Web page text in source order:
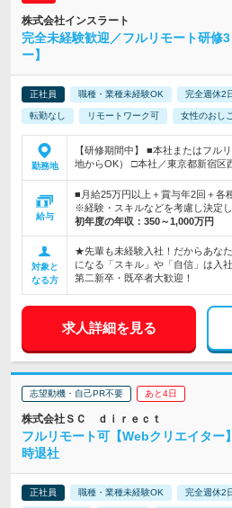
株式会社インスラート
完全未経験歓迎／フルリモート研修
ー】
正社員 職種・業種未経験OK 完全週休2
転勤なし リモートワーク可 女性のおし
勤務地
【研修期間中】 ■本社またはフル
地からOK） □本社／東京都新宿区
給与
■月給25万円以上＋賞与年2回＋各
※経験・スキルなどを考慮し決定
初年度の年収： 350～1,000万円
対象と
なる方
★先輩も未経験入社！だからあな
になる「スキル」や「自信」は入
第二新卒・既卒者大歓迎！
求人詳細を見る
志望動機・自己PR不要 あと4日
株式会社ＳＣ ｄｉｒｅｃｔ
フルリモート可【Webクリエイタ
時退社
正社員 職種・業種未経験OK 完全週休2